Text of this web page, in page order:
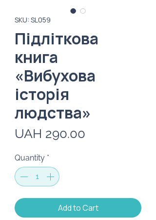
SKU: SL059
Підліткова
книга
«Вибухова
історія
людства»
UAH 290.00
Quantity *
Add to Cart